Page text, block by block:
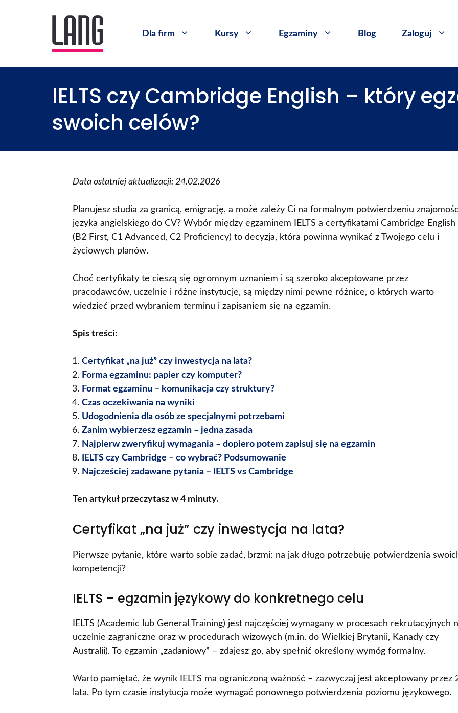
Dla firm Kursy ​Egzaminy Blog Zaloguj
IELTS czy Cambridge English – który
swoich celów?
Data ostatniej aktualizacji: 24.02.2026
Planujesz studia za granicą, emigrację, a może zależy Ci na formalnym potwierdzeniu
języka angielskiego do CV? Wybór między egzaminem IELTS a certyfikatami Cambridge English
(B2 First, C1 Advanced, C2 Proficiency) to decyzja, która powinna wynikać z Twojego celu i
życiowych planów.
Choć certyfikaty te cieszą się ogromnym uznaniem i są szeroko akceptowane przez
pracodawców, uczelnie i różne instytucje, są między nimi pewne różnice, o których warto
wiedzieć przed wybraniem terminu i zapisaniem się na egzamin.
Spis treści:
Certyfikat „na już” czy inwestycja na lata?
Forma egzaminu: papier czy komputer?
Format egzaminu – komunikacja czy struktury?
Czas oczekiwania na wyniki
Udogodnienia dla osób ze specjalnymi potrzebami
Zanim wybierzesz egzamin – jedna zasada
Najpierw zweryfikuj wymagania – dopiero potem zapisuj się na egzamin
IELTS czy Cambridge – co wybrać? Podsumowanie
Najcześciej zadawane pytania – IELTS vs Cambridge
Ten artykuł przeczytasz w 4 minuty.
Certyfikat „na już” czy inwestycja na lata?
Pierwsze pytanie, które warto sobie zadać, brzmi: na jak długo potrzebuję potwierdzenia
kompetencji?
IELTS – egzamin językowy do konkretnego celu
IELTS (Academic lub General Training) jest najczęściej wymagany w procesach rekrutacyjnych
uczelnie zagraniczne oraz w procedurach wizowych (m.in. do Wielkiej Brytanii, Kanady czy
Australii). To egzamin „zadaniowy” – zdajesz go, aby spełnić określony wymóg formalny.
Warto pamiętać, że wynik IELTS ma ograniczoną ważność – zazwyczaj jest akceptowany przez
lata. Po tym czasie instytucja może wymagać ponownego potwierdzenia poziomu językowego.